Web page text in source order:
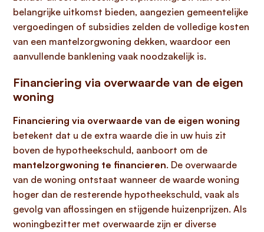
belangrijke uitkomst bieden, aangezien gemeentelijke
vergoedingen of subsidies zelden de volledige kosten
van een mantelzorgwoning dekken, waardoor een
aanvullende banklening vaak noodzakelijk is.
Financiering via overwaarde van de eigen
woning
Financiering via overwaarde van de eigen woning
betekent dat u de extra waarde die in uw huis zit
boven de hypotheekschuld, aanboort om de
mantelzorgwoning te financieren. De overwaarde
van de woning ontstaat wanneer de waarde woning
hoger dan de resterende hypotheekschuld, vaak als
gevolg van aflossingen en stijgende huizenprijzen. Als
woningbezitter met overwaarde zijn er diverse